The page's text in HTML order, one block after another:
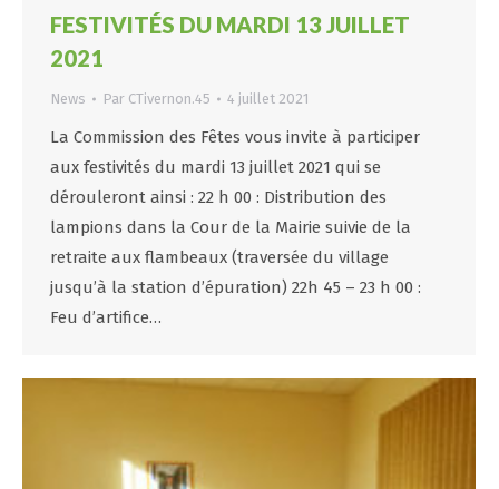
FESTIVITÉS DU MARDI 13 JUILLET
2021
News Par CTivernon.45 4 juillet 2021
La Commission des Fêtes vous invite à participer
aux festivités du mardi 13 juillet 2021 qui se
dérouleront ainsi : 22 h 00 : Distribution des
lampions dans la Cour de la Mairie suivie de la
retraite aux flambeaux (traversée du village
jusqu’à la station d’épuration) 22h 45 – 23 h 00 :
Feu d’artifice…